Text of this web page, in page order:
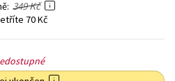
349 Kč
70 Kč